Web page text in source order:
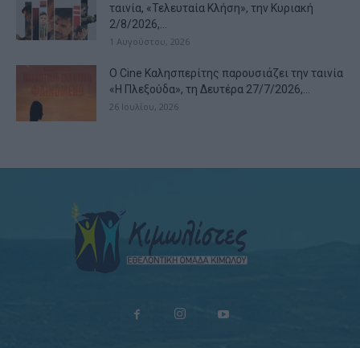
ταινία, «Τελευταία Κλήση», την Κυριακή
2/8/2026,...
1 Αυγούστου, 2026
Ο Cine Καλησπερίτης παρουσιάζει την ταινία
«Η Πλεξούδα», τη Δευτέρα 27/7/2026,...
26 Ιουλίου, 2026